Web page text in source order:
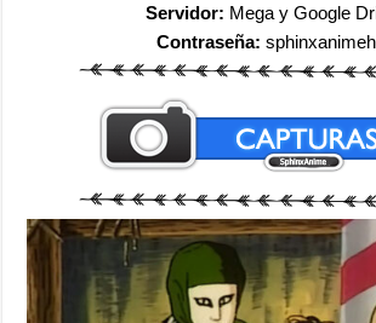
Servidor: Mega y Google
Contraseña: